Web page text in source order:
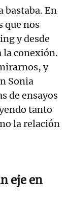
bastaba. En
que nos
y desde
la conexión.
y
Sonia
de ensayos
tanto
la relación
eje en